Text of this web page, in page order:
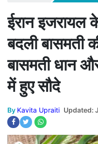
ईरान इजरायल
बदली बासमती
बासमती धान
में हुए सौदे
By Kavita Upraiti Updated: